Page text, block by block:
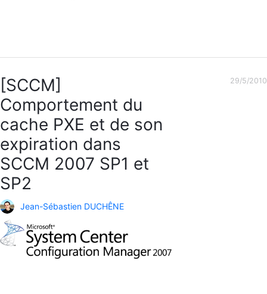
[SCCM]
Comportement du
cache PXE et de son
expiration dans
SCCM 2007 SP1 et
SP2
Jean-Sébastien DUCHÊNE
29/5/2010